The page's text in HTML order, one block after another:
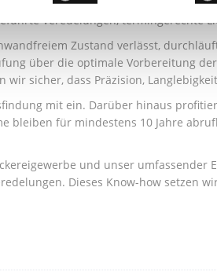
Veredelungen, termingerechte
Zustand verlässt,
über die optimale Vorbereitung
wir sicher, dass Präzision,
mit ein. Darüber hinaus
bleiben für mindestens 10 Jahre
und unser umfassender
Dieses Know-how setzen